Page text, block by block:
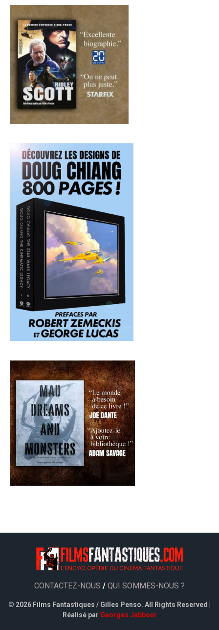
CONTACTEZ-NOUS / QUI SOMMES-NOUS ?
© 2026 Films Fantastiques / Gilles Penso. All Rights Reserved |
Réalisé par Georges Jabbour